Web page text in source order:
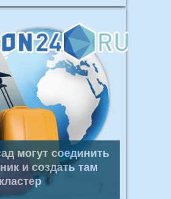
могут соединить
и создать там